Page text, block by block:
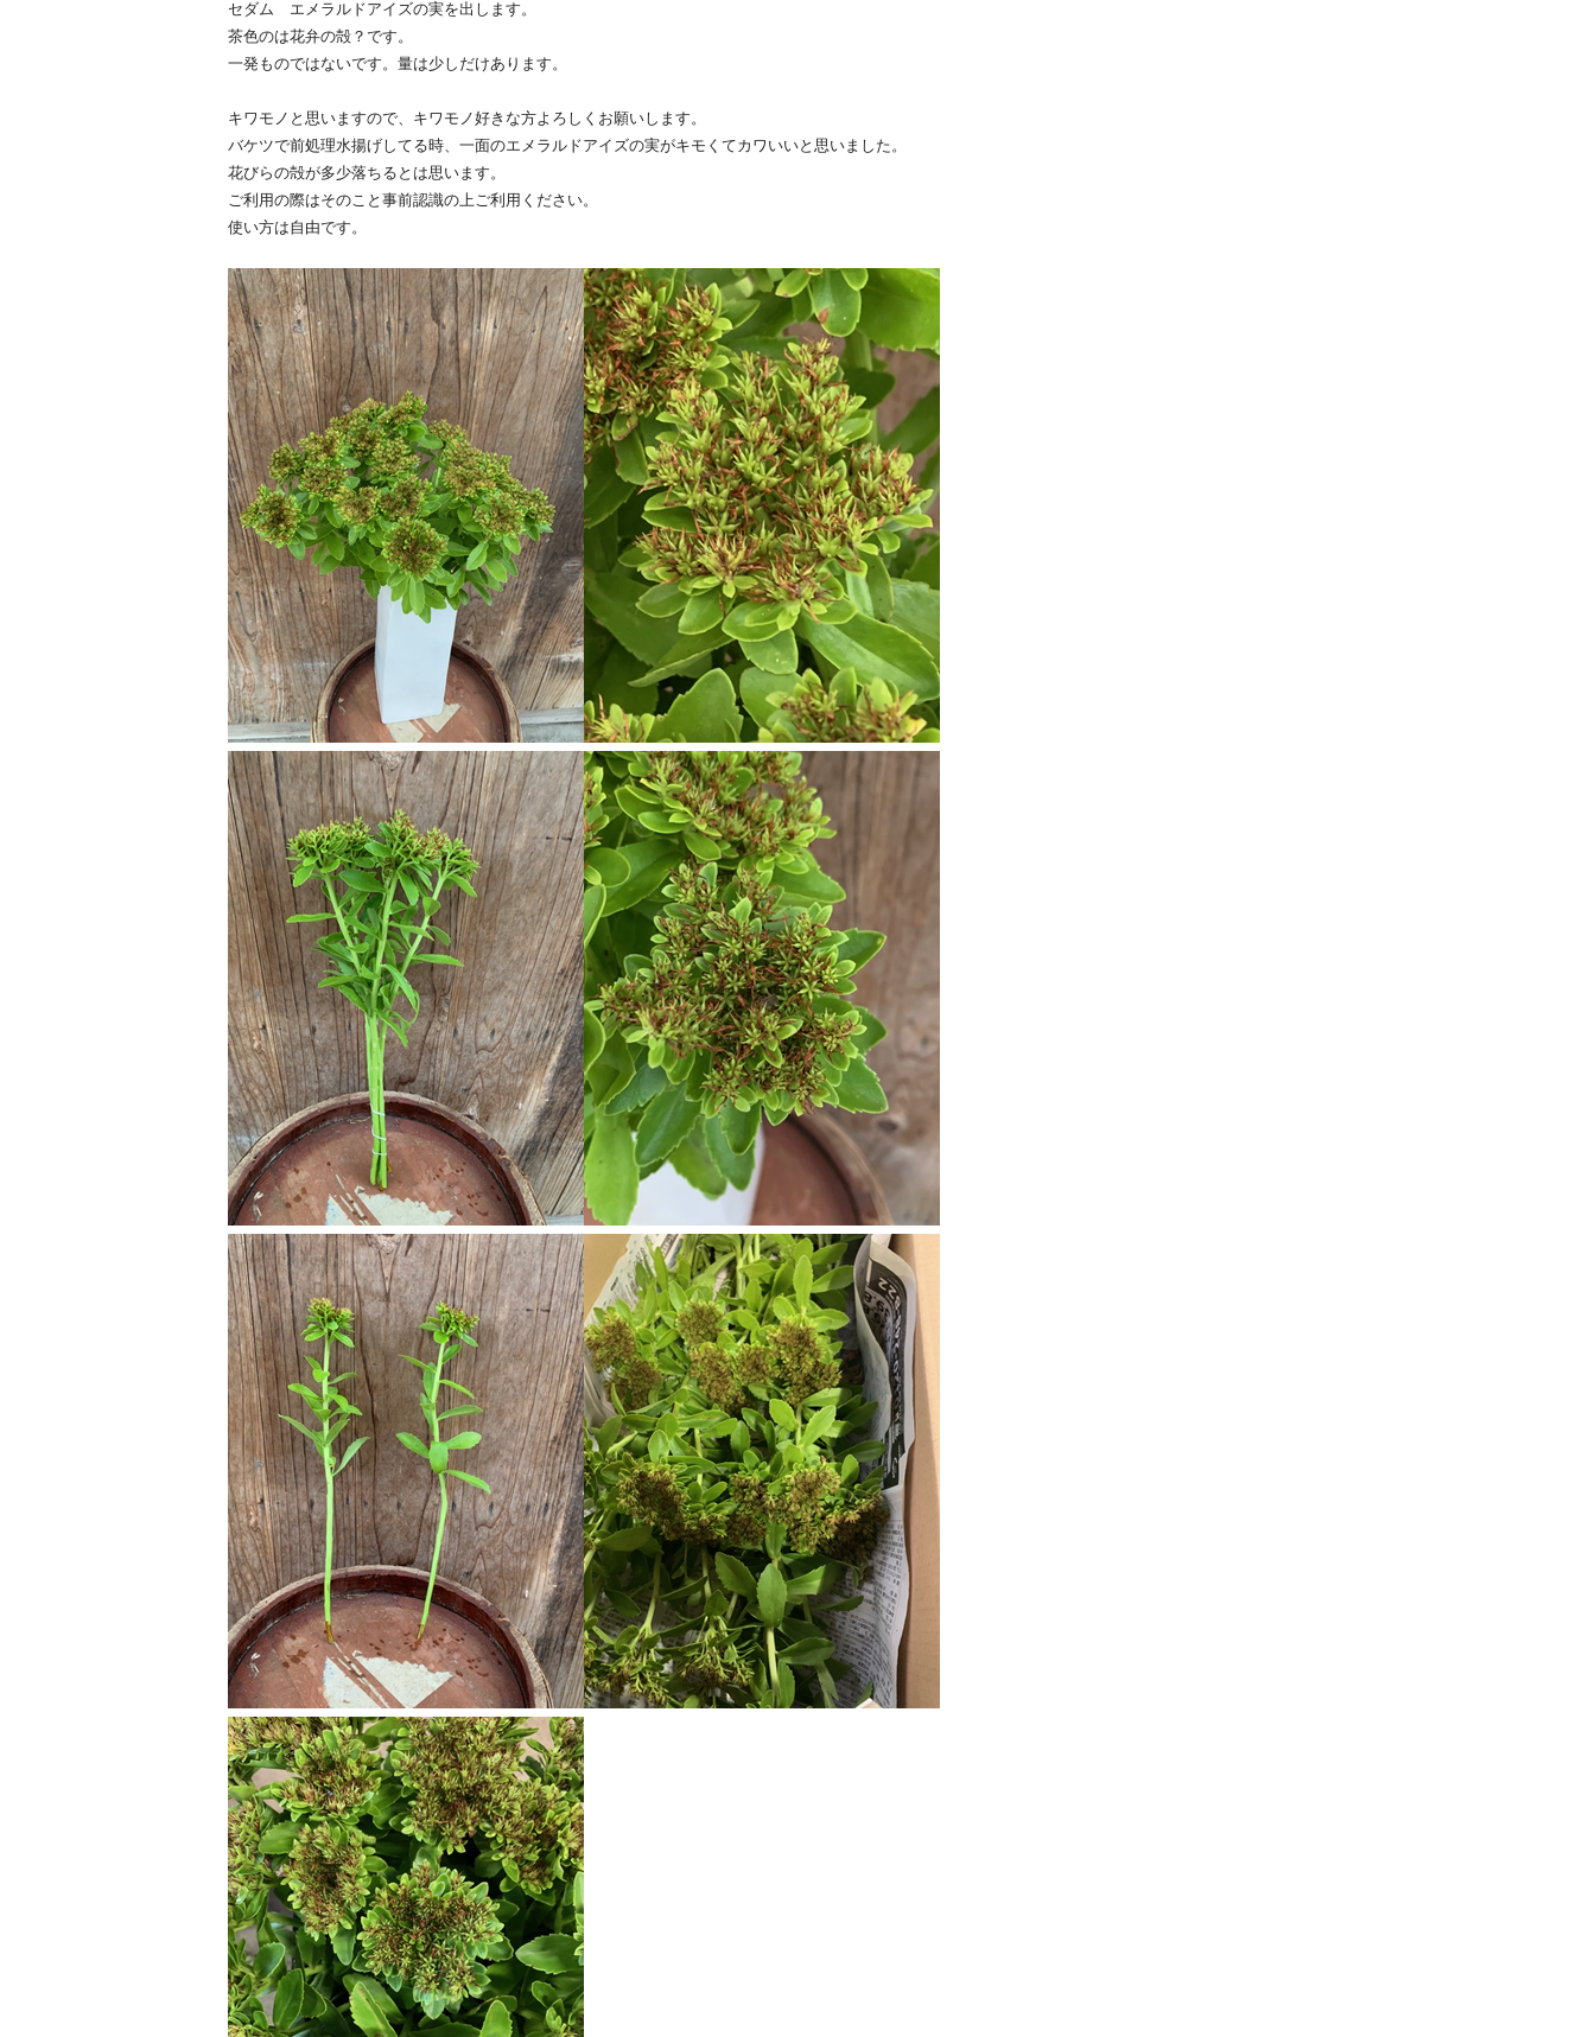
セダム エメラルドアイズの実を出します。
茶色のは花弁の殻？です。
一発ものではないです。量は少しだけあります。
キワモノと思いますので、 キワモノ好きな方よろしくお願いします。
バケツで前処理水揚げしてる時、 一面のエメラルドアイズの実がキモくてカワいいと思いました。
花びらの殻が多少落ちるとは思います。
ご利用の際はそのこと事前認識の上ご利用ください。
使い方は自由です。